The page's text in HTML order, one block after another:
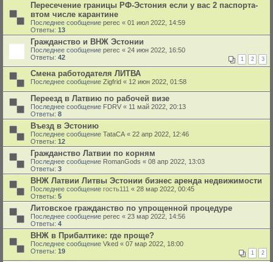
Пересечение границы РФ-Эстония если у вас 2 паспорта-
втом числе карантине
Последнее сообщение perec « 01 июл 2022, 14:59
Ответы: 13
Гражданство и ВНЖ Эстонии
Последнее сообщение perec « 24 июн 2022, 16:50
Ответы: 42 1 2 3
Смена работодателя ЛИТВА
Последнее сообщение Zigfrid « 12 июн 2022, 01:58
Переезд в Латвию по рабочей визе
Последнее сообщение FDRV « 11 май 2022, 20:13
Ответы: 8
Въезд в Эстонию
Последнее сообщение TataCA « 22 апр 2022, 12:46
Ответы: 12
Гражданство Латвии по корням
Последнее сообщение RomanGods « 08 апр 2022, 13:03
Ответы: 3
ВНЖ Латвии Литвы Эстонии бизнес аренда недвижимости
Последнее сообщение гость111 « 28 мар 2022, 00:45
Ответы: 5
Литовское гражданство по упрощенной процедуре
Последнее сообщение perec « 23 мар 2022, 14:56
Ответы: 4
ВНЖ в Прибалтике: где проще?
Последнее сообщение Vked « 07 мар 2022, 18:00
Ответы: 19 1 2